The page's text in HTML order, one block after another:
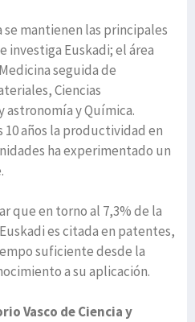
mantienen las principales
investiga Euskadi; el área
seguida de
Ciencias
astronomía y Química.
años la productividad en
ha experimentado un
que en torno al 7,3% de la
es citada en patentes,
suficiente desde la
a su aplicación.
Vasco de Ciencia y